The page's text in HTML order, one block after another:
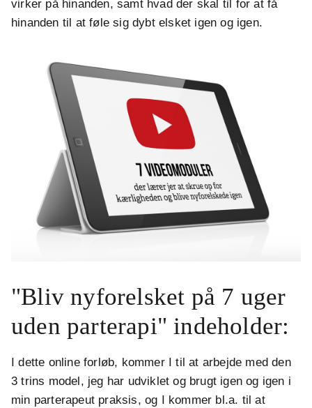
virker på hinanden, samt hvad der skal til for at få
hinanden til at føle sig dybt elsket igen og igen.
"Bliv nyforelsket på 7 uger
uden parterapi" indeholder:
I dette online forløb, kommer I til at arbejde med den
3 trins model, jeg har udviklet og brugt igen og igen i
min parterapeut praksis, og I kommer bl.a. til at